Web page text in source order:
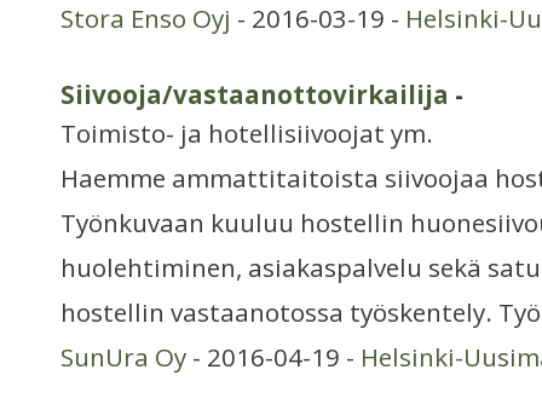
Stora Enso Oyj - 2016-03-19 - Helsinki-
Siivooja/vastaanottovirkailija -
Toimisto- ja hotellisiivoojat ym.
Haemme ammattitaitoista siivoojaa
Työnkuvaan kuuluu hostellin
huolehtiminen, asiakaspalvelu sekä
hostellin vastaanotossa työskentely.
SunUra Oy - 2016-04-19 - Helsinki-